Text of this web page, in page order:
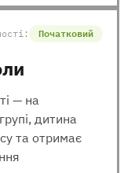
Початковий
— на
дитина
та отримає